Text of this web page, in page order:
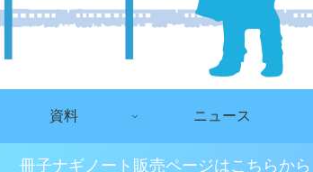
資料 ニュース
冊子ナギノート販売ページはこちらから